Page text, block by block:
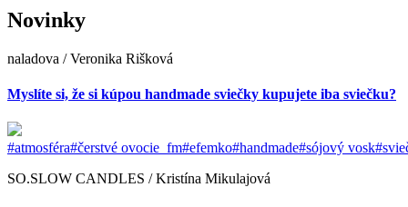
Novinky
naladova / Veronika Rišková
Myslíte si, že si kúpou handmade sviečky kupujete iba sviečku?
#atmosféra#čerstvé ovocie_fm#efemko#handmade#sójový vosk
SO.SLOW CANDLES / Kristína Mikulajová